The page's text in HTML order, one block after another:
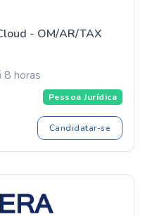
- OM/AR/TAX
8 horas
Pessoa Jurídica
Candidatar-se